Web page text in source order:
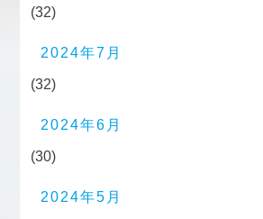
(32)
2024年7月
(32)
2024年6月
(30)
2024年5月